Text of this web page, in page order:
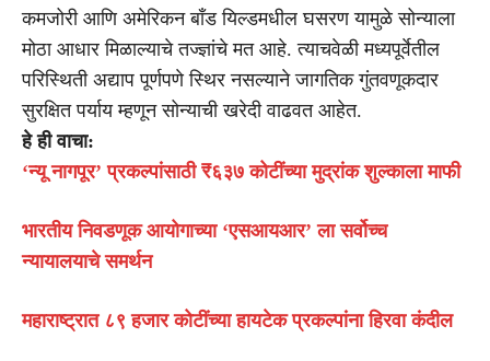
कमजोरी आणि अमेरिकन बाँड यिल्डमधील घसरण यामुळे सोन्याला
मोठा आधार मिळाल्याचे तज्ज्ञांचे मत आहे. त्याचवेळी मध्यपूर्वेतील
परिस्थिती अद्याप पूर्णपणे स्थिर नसल्याने जागतिक गुंतवणूकदार
सुरक्षित पर्याय म्हणून सोन्याची खरेदी वाढवत आहेत.
हे ही वाचा:
‘न्यू नागपूर’ प्रकल्पांसाठी ₹६३७ कोटींच्या मुद्रांक शुल्काला माफी
भारतीय निवडणूक आयोगाच्या ‘एसआयआर’ ला सर्वोच्च
न्यायालयाचे समर्थन
महाराष्ट्रात ८९ हजार कोटींच्या हायटेक प्रकल्पांना हिरवा कंदील